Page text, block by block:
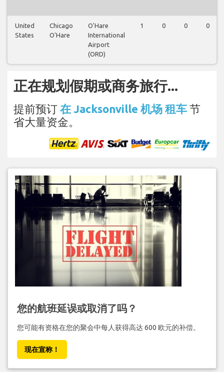
United
States
Chicago
O'Hare
O'Hare
International
Airport
(ORD)
1 0 0 0
正在规划假期或商务旅行...
提前预订 在 Jacksonville 机场 租车 节
省大量资金。
您的航班延误或取消了吗？
您可能有资格在您的聚会中每人获得高达 600 欧元的补偿。
现在宣称！